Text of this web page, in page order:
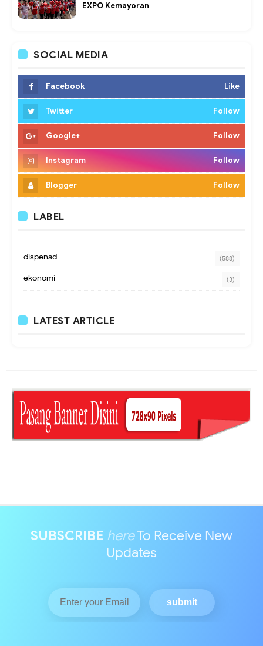
EXPO Kemayoran
SOCIAL MEDIA
Facebook Like
Twitter Follow
Google+ Follow
Instagram Follow
Blogger Follow
LABEL
dispenad (588)
ekonomi (3)
LATEST ARTICLE
SUBSCRIBE hereTo Receive New
Updates